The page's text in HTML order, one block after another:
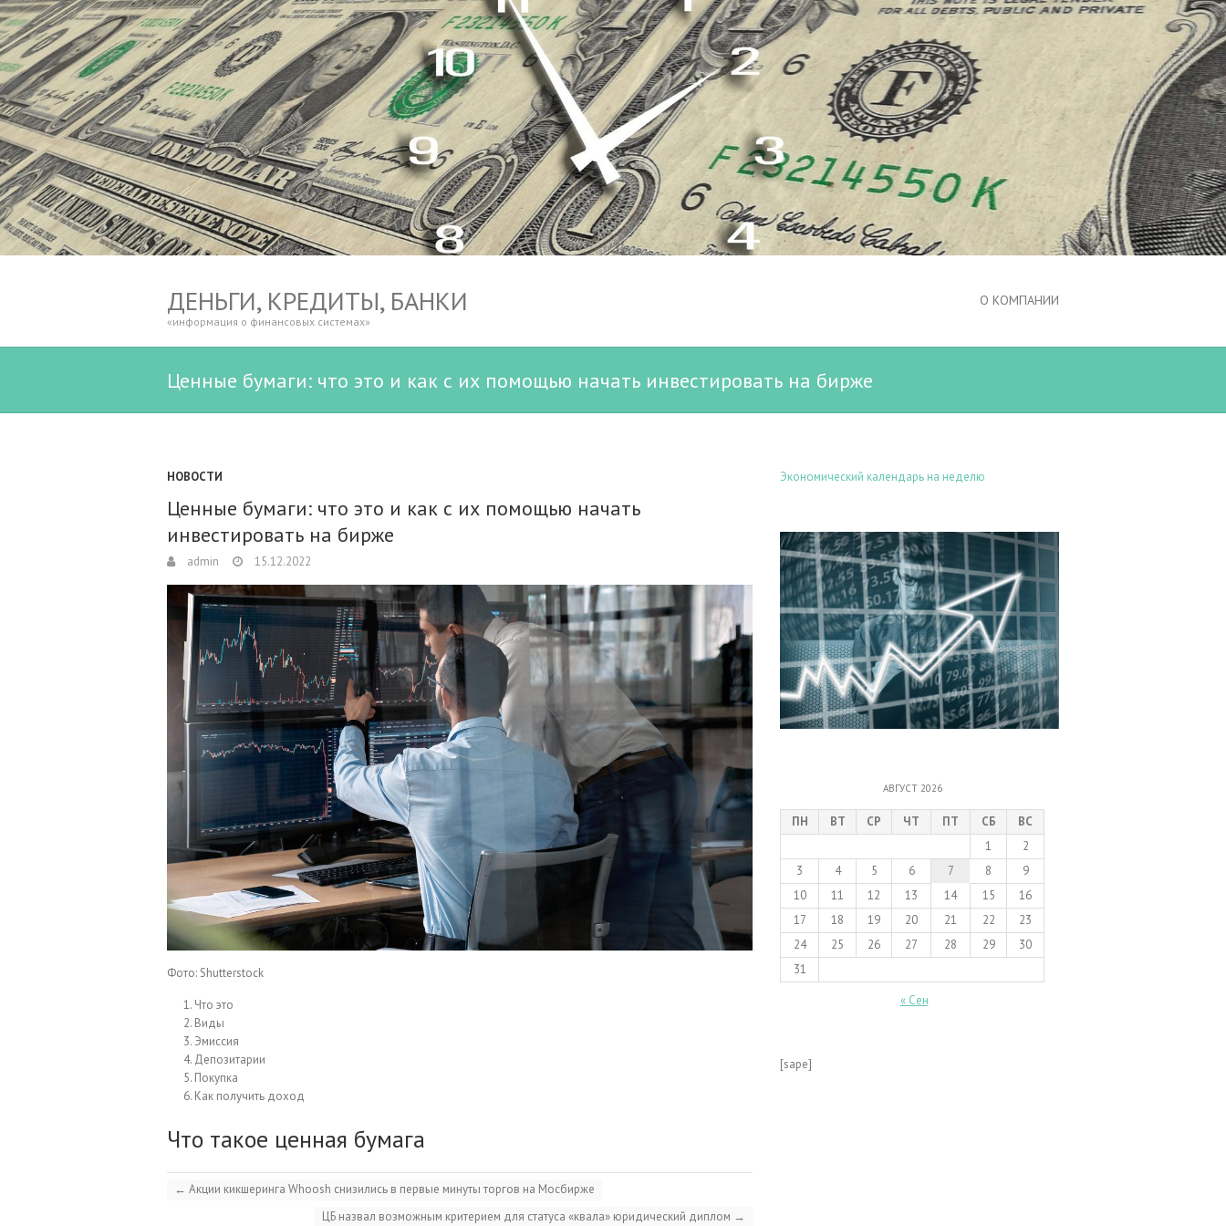
ДЕНЬГИ, КРЕДИТЫ, БАНКИ
«информация о финансовых системах»
О КОМПАНИИ
Ценные бумаги: что это и как с их помощью начать инвестировать на бирже
НОВОСТИ
Ценные бумаги: что это и как с их помощью начать
инвестировать на бирже
admin 15.12.2022
Фото: Shutterstock
Что это
Виды
Эмиссия
Депозитарии
Покупка
Как получить доход
Что такое ценная бумага
← Акции кикшеринга Whoosh снизились в первые минуты торгов на Мосбирже
ЦБ назвал возможным критерием для статуса «квала» юридический диплом →
Экономический календарь на неделю
АВГУСТ 2026
ПН ВТ СР ЧТ ПТ СБ
ВС
1
2
3
4 5 6 7 8
9
10
11 12 13 14 15
16
17
18 19 20 21 22
23
24
25 26 27 28 29
30
31
« Сен
[sape]